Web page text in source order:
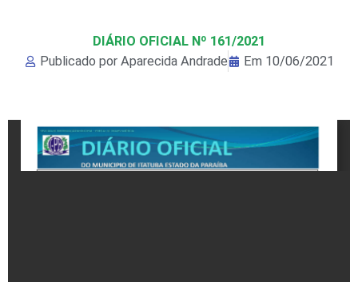
DIÁRIO OFICIAL Nº 161/2021
Publicado por Aparecida Andrade Em 10/06/2021